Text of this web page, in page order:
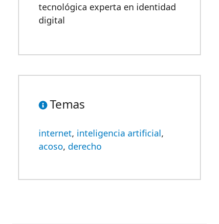
tecnológica experta en identidad
digital
Temas
internet, inteligencia artificial,
acoso, derecho